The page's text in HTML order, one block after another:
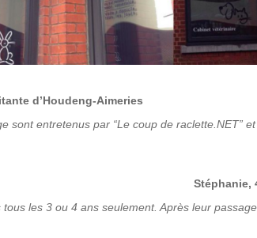
d’Houdeng-Aimeries
sont entretenus par “Le coup de raclette.NET”
Stéphanie,
les 3 ou 4 ans seulement. Après leur